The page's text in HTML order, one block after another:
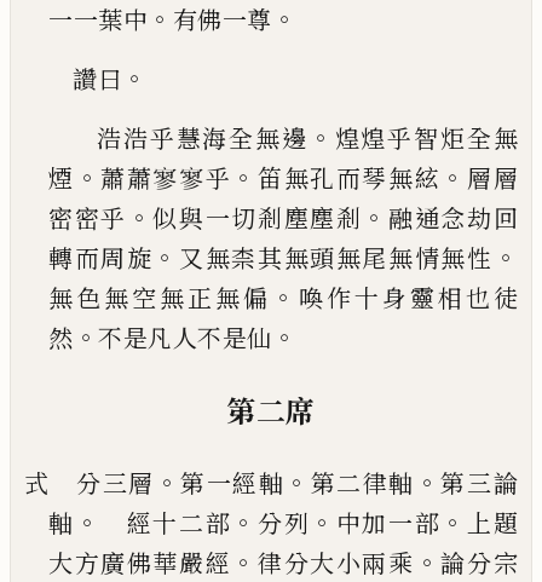
一一葉中 。 有佛一尊 。
讚曰 。
浩浩乎慧海全無邊 。 煌煌乎智炬全無
煙 。蕭蕭寥寥乎 。 笛無孔而琴無絃 。 層層
密密乎 。似與一切剎塵塵剎 。 融通念劫回
轉而周旋 。 又無柰其無頭無尾無情無性 。
無色無空無正無偏 。 喚作十身靈相也徒
然 。 不是凡人不是仙 。
第二席
式 分三層 。第一經軸 。 第二律軸 。第三論
軸 。 經十二部 。 分列 。 中加一部 。
上題
大方廣佛華嚴經 。 律分大小兩乘 。論分宗